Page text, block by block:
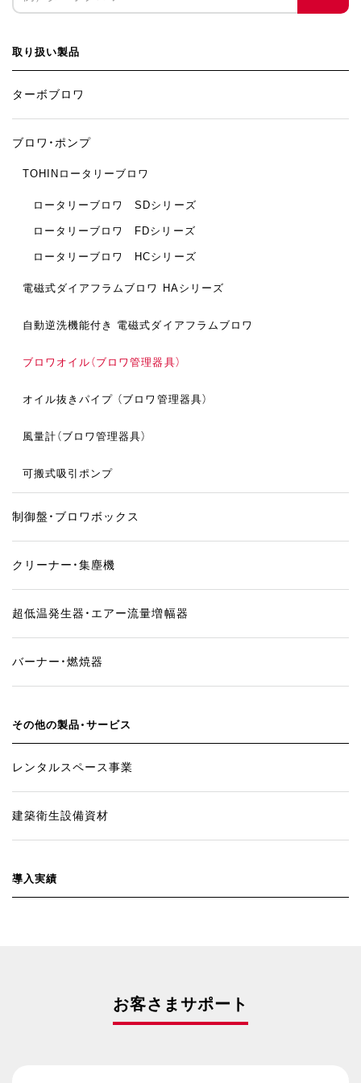
取り扱い製品
ターボブロワ
ブロワ・ポンプ
TOHINロータリーブロワ
ロータリーブロワ SDシリーズ
ロータリーブロワ FDシリーズ
ロータリーブロワ HCシリーズ
電磁式ダイアフラムブロワ HAシリーズ
自動逆洗機能付き 電磁式ダイアフラムブロワ
ブロワオイル（ブロワ管理器具）
オイル抜きパイプ （ブロワ管理器具）
風量計（ブロワ管理器具）
可搬式吸引ポンプ
制御盤・ブロワボックス
クリーナー・集塵機
超低温発生器・エアー流量増幅器
バーナー・燃焼器
その他の製品・サービス
レンタルスペース事業
建築衛生設備資材
導入実績
お客さまサポート